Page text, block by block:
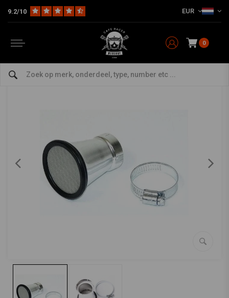
9.2/10 EUR
0
The Workshop 50MM Kelk Aluminium
50MM Kelk Aluminium